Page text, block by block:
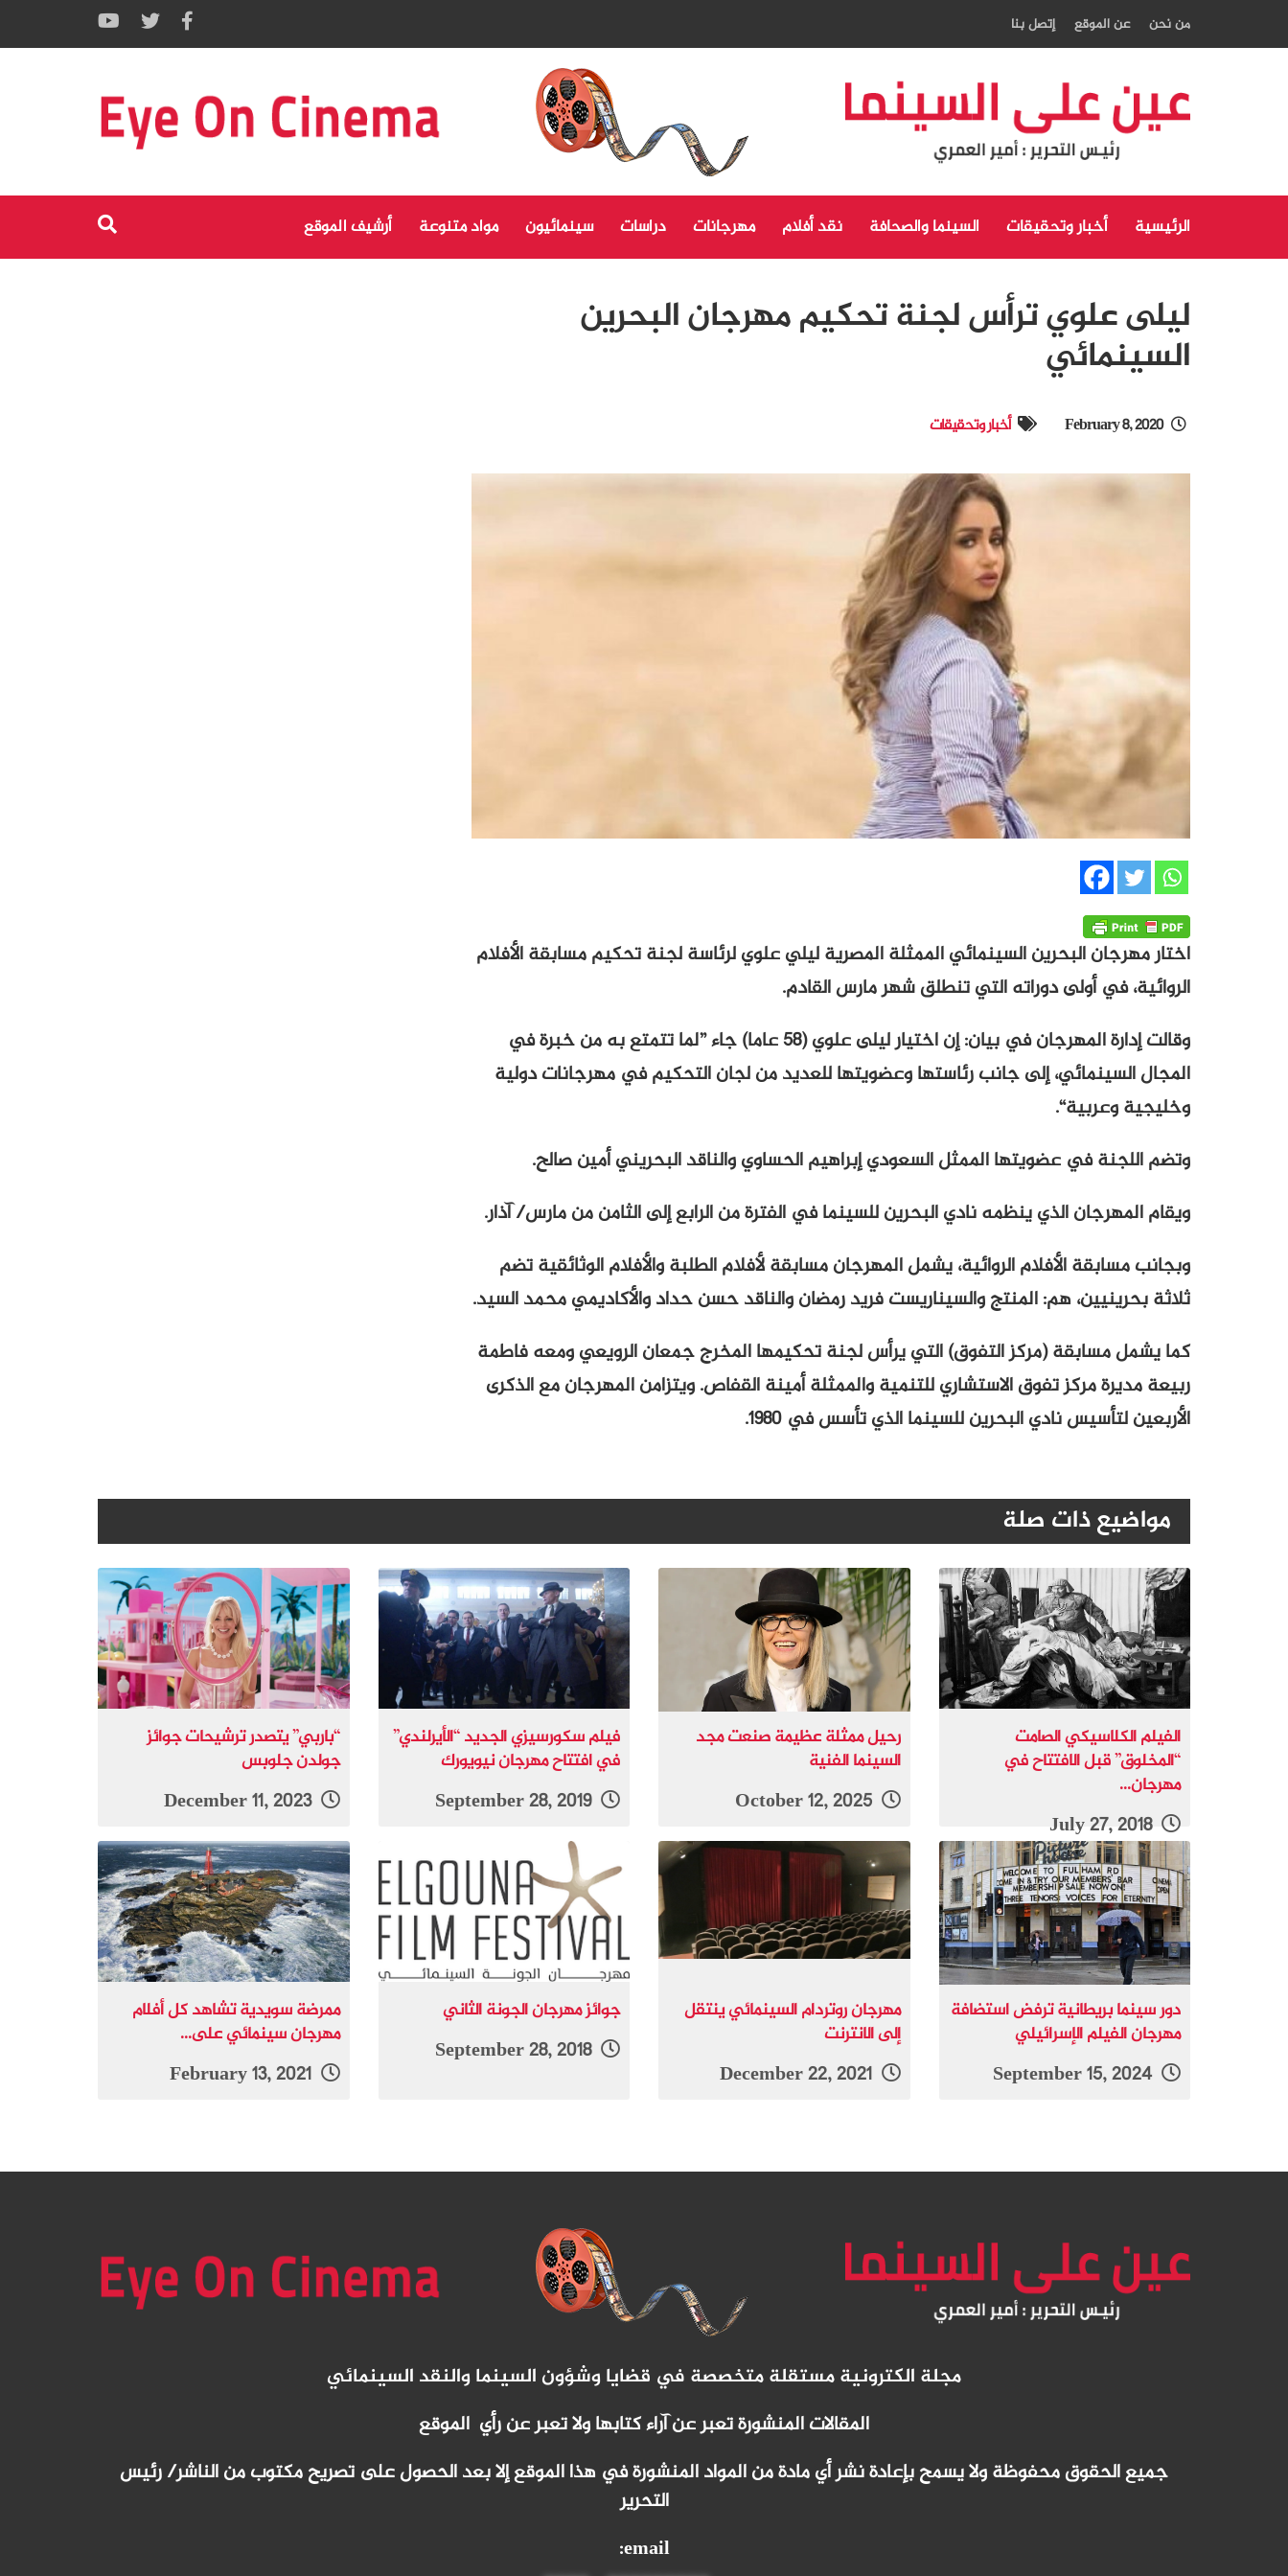
من نحن عن الموقع إتصل بنا
الرئيسية أخبار وتحقيقات السينما والصحافة نقد أفلام مهرجانات دراسات سينمائيون مواد متنوعة أرشيف الموقع
ليلى علوي ترأس لجنة تحكيم مهرجان البحرين
السينمائي ‎
February 8, 2020 أخبار وتحقيقات
اختار مهرجان البحرين السينمائي الممثلة المصرية ليلي علوي لرئاسة لجنة تحكيم مسابقة الأفلام
الروائية، في أولى دوراته التي تنطلق شهر مارس القادم.
وقالت إدارة المهرجان في بيان: إن اختيار ليلى علوي (58 عاما) جاء ”لما تتمتع به من خبرة في
المجال السينمائي، إلى جانب رئاستها وعضويتها للعديد من لجان التحكيم في مهرجانات دولية
وخليجية وعربية“.
وتضم اللجنة في عضويتها الممثل السعودي إبراهيم الحساوي والناقد البحريني أمين صالح.
ويقام المهرجان الذي ينظمه نادي البحرين للسينما في الفترة من الرابع إلى الثامن من مارس/ آذار.
وبجانب مسابقة الأفلام الروائية، يشمل المهرجان مسابقة لأفلام الطلبة والأفلام الوثائقية تضم
ثلاثة بحرينيين، هم: المنتج والسيناريست فريد رمضان والناقد حسن حداد والأكاديمي محمد السيد.
كما يشمل مسابقة (مركز التفوق) التي يرأس لجنة تحكيمها المخرج جمعان الرويعي ومعه فاطمة
ربيعة مديرة مركز تفوق الاستشاري للتنمية والممثلة أمينة القفاص. ويتزامن المهرجان مع الذكرى
الأربعين لتأسيس نادي البحرين للسينما الذي تأسس في 1980.
مواضيع ذات صلة
الفيلم الكلاسيكي الصامت
“المخلوق” قبل الافتتاح في
مهرجان...
July 27, 2018
رحيل ممثلة عظيمة صنعت مجد
السينما الفنية
October 12, 2025
فيلم سكورسيزي الجديد “الأيرلندي”
في افتتاح مهرجان نيويورك
September 28, 2019
“باربي” يتصدر ترشيحات جوائز
جولدن جلوبس
December 11, 2023
دور سينما بريطانية ترفض استضافة
مهرجان الفيلم الإسرائيلي
مهرجان روتردام السينمائي ينتقل
إلى الانترنت
December 22, 2021
جوائز مهرجان الجونة الثاني
September 28, 2018
ممرضة سويدية تشاهد كل أفلام
مهرجان سينمائي على...
February 13, 2021
مجلة الكترونية مستقلة متخصصة في قضايا وشؤون السينما والنقد السينمائي
المقالات المنشورة تعبر عن آراء كتابها ولا تعبر عن رأي الموقع
جميع الحقوق محفوظة ولا يسمح بإعادة نشر أي مادة من المواد المنشورة في هذا الموقع إلا بعد الحصول على تصريح مكتوب من الناشر/ رئيس
التحرير
email: